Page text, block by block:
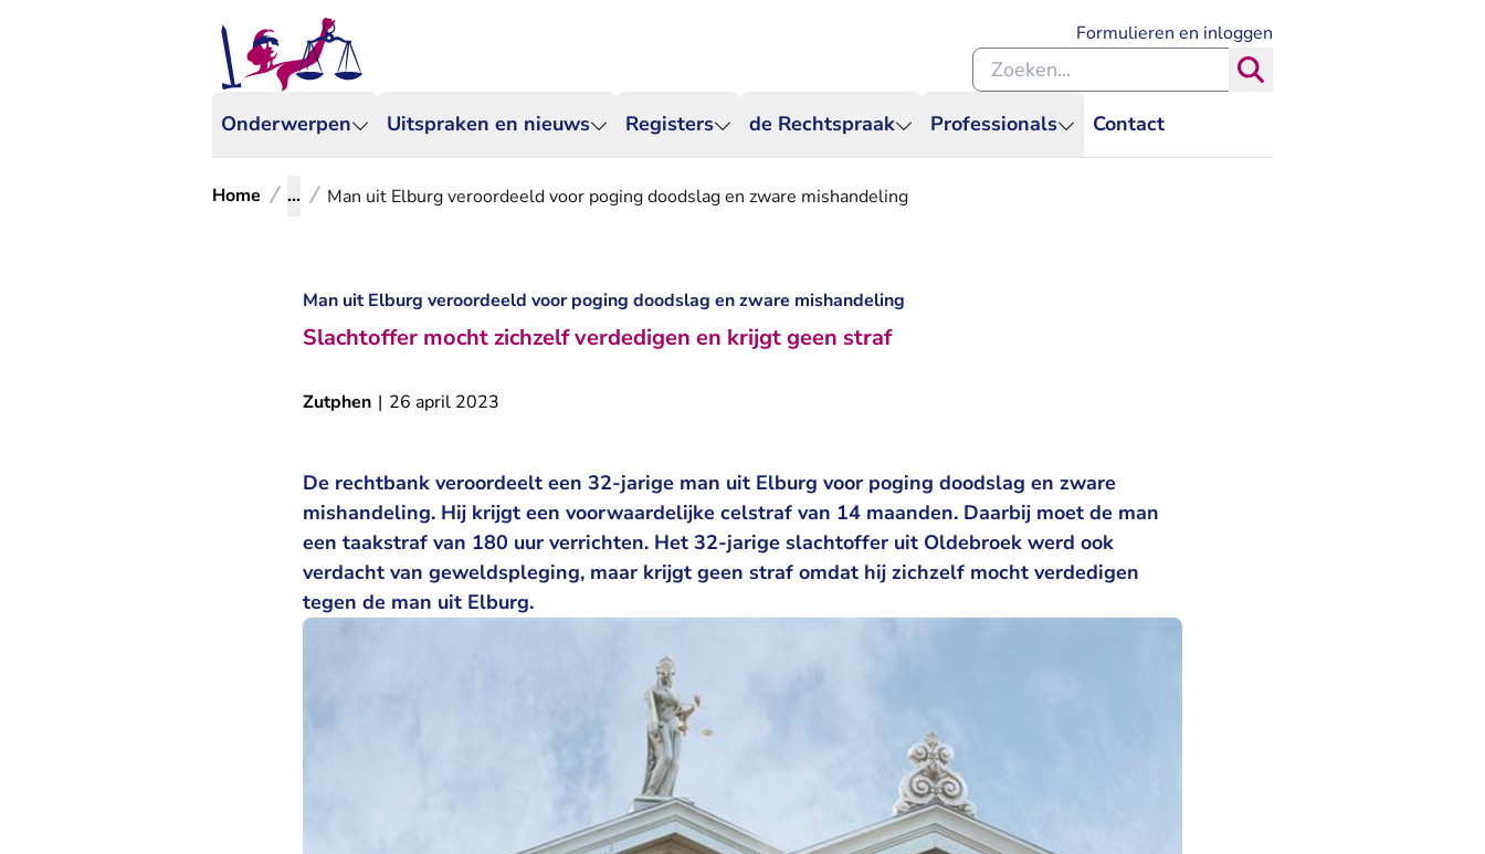
Onderwerpen Uitspraken en nieuws Registers de Rechtspraak Professionals Contact
Formulieren en inloggen
Zoeken binnen de Rechtspraak
Home ... Man uit Elburg veroordeeld voor poging doodslag en zware mishandeling
Man uit Elburg veroordeeld voor poging doodslag en zware mishandeling
Slachtoffer mocht zichzelf verdedigen en krijgt geen straf
Zutphen | 26 april 2023
De rechtbank veroordeelt een 32-jarige man uit Elburg voor poging doodslag en zware
mishandeling. Hij krijgt een voorwaardelijke celstraf van 14 maanden. Daarbij moet de man
een taakstraf van 180 uur verrichten. Het 32-jarige slachtoffer uit Oldebroek werd ook
verdacht van geweldspleging, maar krijgt geen straf omdat hij zichzelf mocht verdedigen
tegen de man uit Elburg.